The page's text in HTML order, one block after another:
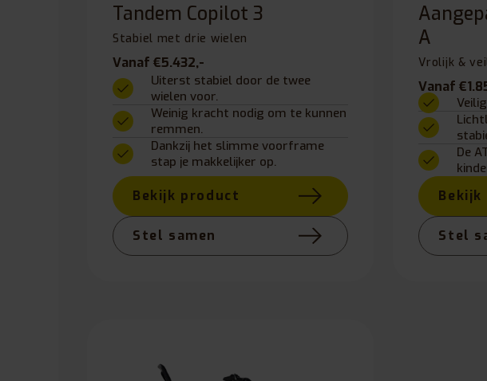
Tandem Copilot 3
Stabiel met drie wielen
Vanaf €5.432,-
Uiterst stabiel door de twee
wielen voor.
Weinig kracht nodig om te kunnen
remmen.
Dankzij het slimme voorframe
stap je makkelijker op.
Bekijk product
Stel samen
A
Vrolijk &
Vanaf
De
Stel